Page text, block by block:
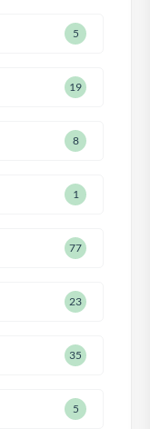
5
19
8
1
77
23
35
5